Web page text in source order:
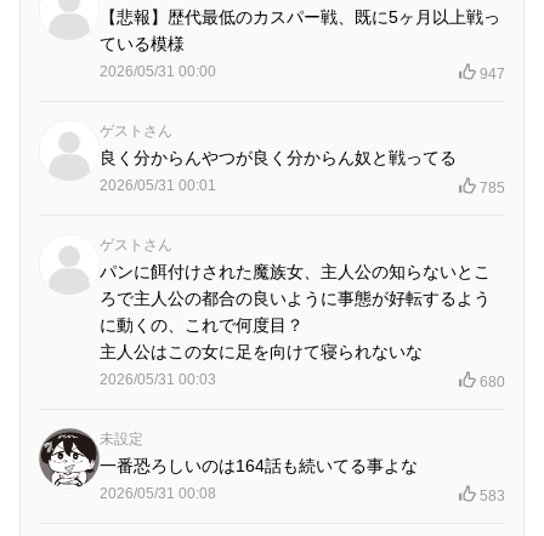
【悲報】歴代最低のカスパー戦、既に5ヶ月以上戦っ
ている模様
2026/05/31 00:00 947
ゲストさん
良く分からんやつが良く分からん奴と戦ってる
2026/05/31 00:01 785
ゲストさん
パンに餌付けされた魔族女、主人公の知らないとこ
ろで主人公の都合の良いように事態が好転するよう
に動くの、これで何度目？
主人公はこの女に足を向けて寝られないな
2026/05/31 00:03 680
未設定
一番恐ろしいのは164話も続いてる事よな
2026/05/31 00:08 583